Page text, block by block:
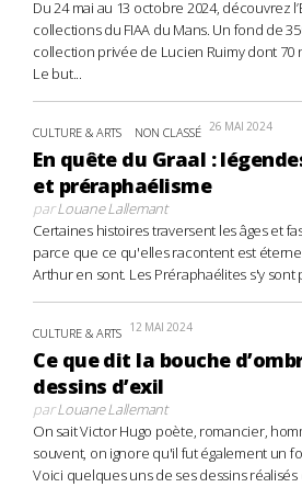
Du 24 mai au 13 octobre 2024, découvrez
collections du FIAA du Mans. Un fond de
collection privée de Lucien Ruimy dont 70
Le but...
CULTURE & ARTS NON CLASSÉ 26 MAI 2024
En quête du Graal :
et préraphaélisme
parLouane Lallemant
Certaines histoires traversent les âges et
parce que ce qu'elles racontent est
Arthur en sont. Les Préraphaélites s'y
CULTURE & ARTS 12 MAI 2024
Ce que dit la bouche
dessins d’exil
parLouane Lallemant
On sait Victor Hugo poète, romancier,
souvent, on ignore qu'il fut également un
Voici quelques uns de ses dessins réalisés